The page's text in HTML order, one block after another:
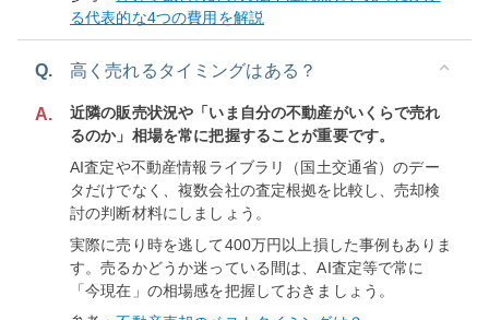
る代表的な4つの費用を解説
Q. 高く売れるタイミングはある？
A.
近隣の販売状況や「いま自分の不動産がいくらで売れ
るのか」相場を常に把握することが重要です。
AI査定や不動産情報ライブラリ（国土交通省）のデー
タだけでなく、複数会社の査定根拠を比較し、売却検
討の判断材料にしましょう。
実際に売り時を逃して400万円以上損した事例もありま
す。売るかどうか迷っている間は、AI査定等で常に
「今現在」の相場感を把握しておきましょう。